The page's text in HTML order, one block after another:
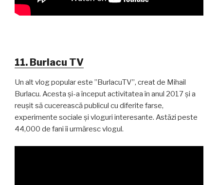
11. Burlacu TV
Un alt vlog popular este ”BurlacuTV”, creat de Mihail
Burlacu. Acesta și-a început activitatea în anul 2017 și a
reușit să cucerească publicul cu diferite farse,
experimente sociale și vloguri interesante. Astăzi peste
44,000 de fani îi urmăresc vlogul.